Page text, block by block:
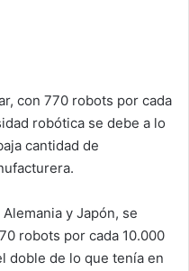
con 770 robots por cada
robótica se debe a lo
cantidad de
y Japón, se
robots por cada 10.000
doble de lo que tenía en